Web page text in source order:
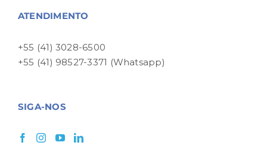
ATENDIMENTO
+55 (41) 3028-6500
+55 (41) 98527-3371 (Whatsapp)
SIGA-NOS